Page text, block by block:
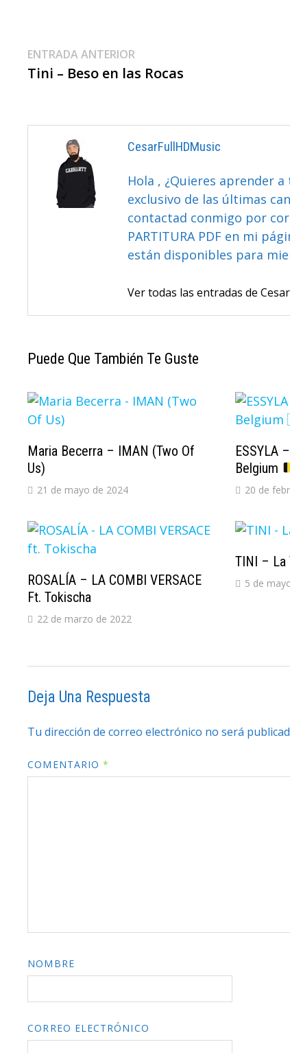
Navegación
De
ENTRADA ANTERIOR
anterior:
Tini – Beso en las Rocas
CesarFullHDMusic
Hola , ¿Quieres aprender
exclusivo de las últimas
contactad conmigo por
PARTITURA PDF en mi
están disponibles para
Ver todas las entradas de
Puede Que También Te Guste
Maria Becerra – IMAN (Two Of
Us)
21 de mayo de 2024
ESSYLA
Belgium
20 de
ROSALÍA – LA COMBI VERSACE
Ft. Tokischa
22 de marzo de 2022
TINI – La
5 de
Deja Una Respuesta
Tu dirección de correo electrónico no será
COMENTARIO*
NOMBRE
CORREO ELECTRÓNICO